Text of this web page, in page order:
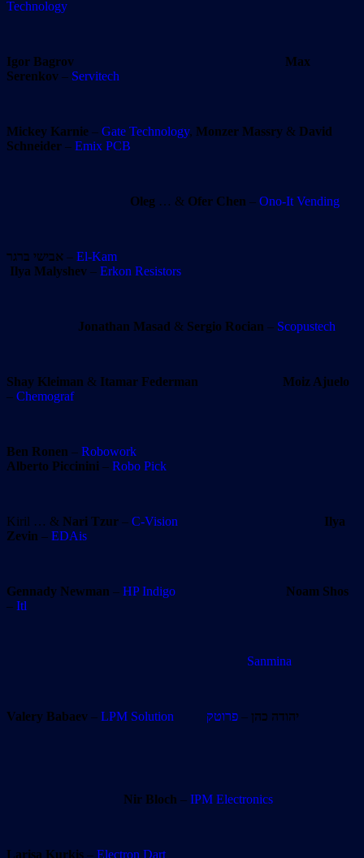
Technology
Igor Bagrov
Max
Serenkov – Servitech
Mickey Karnie – Gate Technology, Monzer Massry & David
Schneider – Emix PCB
Oleg … & Ofer Chen – Ono-It Vending
אבישי ברגר – El-Kam
Ilya Malyshev – Erkon Resistors
Jonathan Masad & Sergio Rocian – Scopustech
Shay Kleiman & Itamar Federman
Moiz Ajuelo
– Chemograf
Ben Ronen – Robowork
Alberto Piccinini – Robo Pick
Kiril … & Nari Tzur – C-Vision
Ilya
Zevin – EDAis
Gennady Newman – HP Indigo
Noam Shos
– Itl
Sanmina
Valery Babaev – LPM Solution יהודה כהן – פרוטק
Nir Bloch – IPM Electronics
Larisa Kurkis – Electron Dart